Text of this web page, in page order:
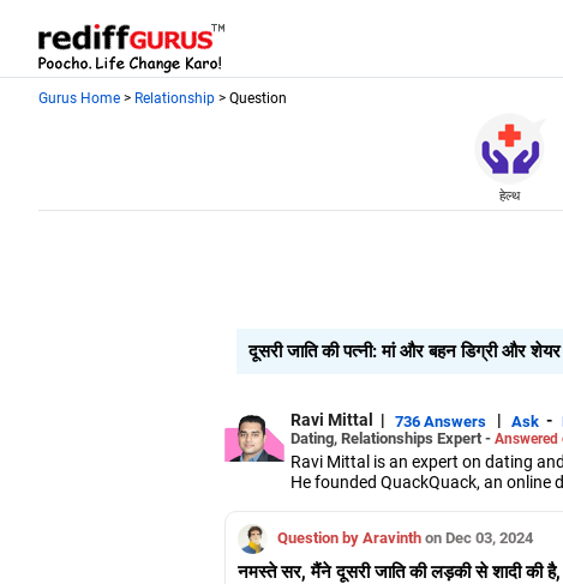
Gurus Home > Relationship > Question
हेल्थ
दूसरी जाति की पत्नी: मां और बहन डिग्री और
Ravi Mittal | 736 Answers | Ask -
Dating, Relationships Expert - Answered
Ravi Mittal is an expert on dating
He founded QuackQuack, an online
Question by Aravinth on Dec 03, 2024
नमस्ते सर, मैंने दूसरी जाति की लड़की से शादी की है,